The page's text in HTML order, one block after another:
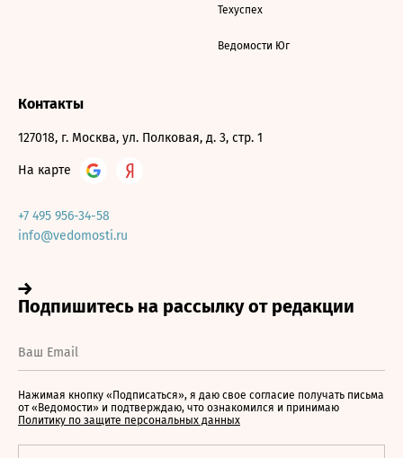
Техуспех
Ведомости Юг
Контакты
127018, г. Москва, ул. Полковая, д. 3, стр. 1
На карте
+7 495 956-34-58
info@vedomosti.ru
Нажимая кнопку «Подписаться», я даю свое согласие получать письма
от «Ведомости» и подтверждаю, что ознакомился и принимаю
Политику по защите персональных данных